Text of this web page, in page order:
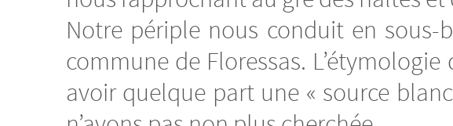
Notre périple nous conduit en sous-
commune de Floressas.
avoir quelque part une « source